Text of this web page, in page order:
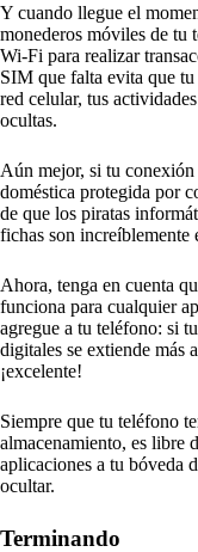
Y cuando llegue el
monederos móviles de tu
Wi-Fi para realizar
SIM que falta evita que
red celular, tus
ocultas.
Aún mejor, si tu
doméstica protegida por
de que los piratas
fichas son increíblemente
Ahora, tenga en cuenta
funciona para cualquier
agregue a tu teléfono: si
digitales se extiende más
¡excelente!
Siempre que tu teléfono
almacenamiento, es libre
aplicaciones a tu bóveda
ocultar.
Terminando